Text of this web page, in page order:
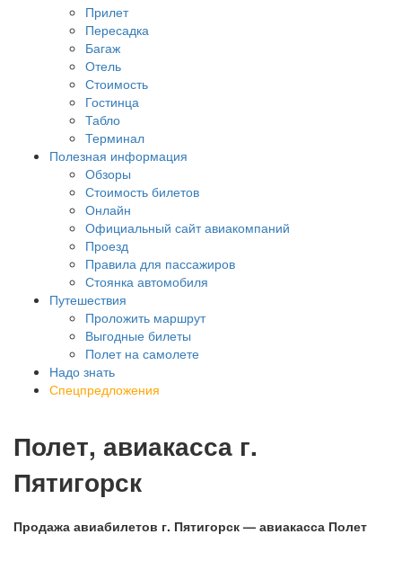
Прилет
Пересадка
Багаж
Отель
Стоимость
Гостинца
Табло
Терминал
Полезная информация
Обзоры
Стоимость билетов
Онлайн
Официальный сайт авиакомпаний
Проезд
Правила для пассажиров
Стоянка автомобиля
Путешествия
Проложить маршрут
Выгодные билеты
Полет на самолете
Надо знать
Спецпредложения
Полет, авиакасса г.
Пятигорск
Продажа авиабилетов г. Пятигорск — авиакасса Полет